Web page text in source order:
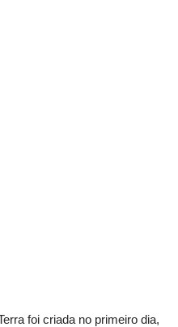
foi criada no primeiro dia,